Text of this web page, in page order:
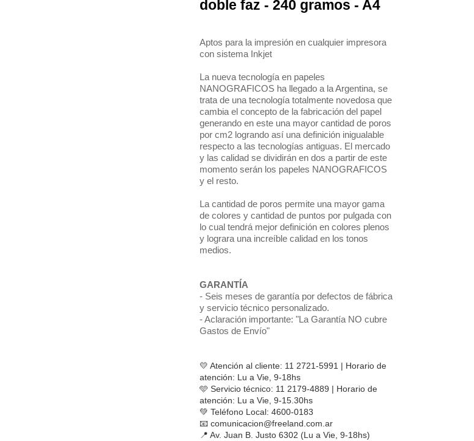
doble faz - 240 gramos - A4
Aptos para la impresión en cualquier impresora
con sistema Inkjet
La nueva tecnología en papeles
NANOGRAFICOS ha llegado a la Argentina, se
trata de una tecnología totalmente novedosa que
cambia el concepto de la fabricación del papel
generando en este una mayor cantidad de poros
por cm2 logrando así una definición inigualable
respecto a las tecnologías antiguas. El mercado
y las calidad se dividirán en dos a partir de este
momento serán los papeles NANOGRAFICOS
y el resto.
La cantidad de poros permite una mayor gama
de colores y cantidad de puntos por pulgada con
lo cual tendrá mejor definición en colores plenos
y lograra una increíble calidad en los tonos
medios.
GARANTÍA
- Seis meses de garantía por defectos de fábrica
y servicio técnico personalizado.
- Aclaración importante: "La Garantía NO cubre
Gastos de Envío"
💛 Atención al cliente: 11 2721-5991 | Horario de
atención: Lu a Vie, 9-18hs
🩵 Servicio técnico: 11 2179-4889 | Horario de
atención: Lu a Vie, 9-15.30hs
💚 Teléfono Local: 4600-0183
📧 comunicacion@freeland.com.ar
📍 Av. Juan B. Justo 6302 (Lu a Vie, 9-18hs)